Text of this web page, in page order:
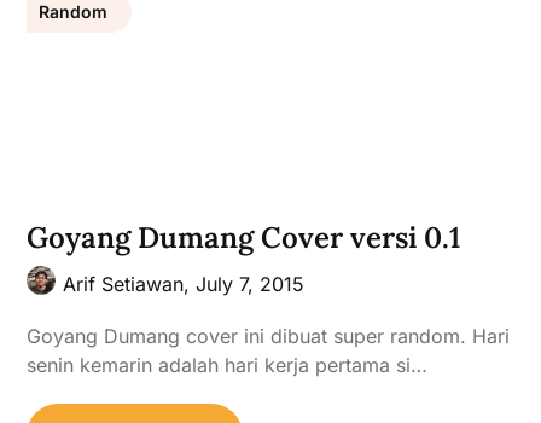
Random
Goyang Dumang Cover versi 0.1
Arif Setiawan,July 7, 2015
Goyang Dumang cover ini dibuat super random. Hari
senin kemarin adalah hari kerja pertama si…